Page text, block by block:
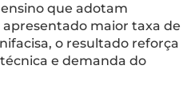
que adotam
maior taxa de
o resultado reforça
e demanda do